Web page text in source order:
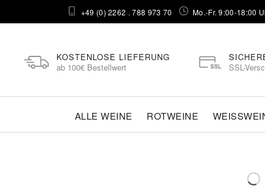
+49 (0) 2262 . 788 973 70⁠ Mo.-Fr. 9:00-18:00
KOSTENLOSE LIEFERUNG
ab 100€ Bestellwert
SSL-
ALLE WEINE ROTWEINE